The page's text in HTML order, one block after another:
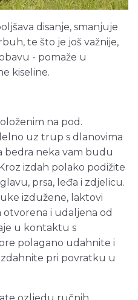
disanje, smanjuje
te što je još važnije,
- pomaže u
kiseline.
na pod.
uz trup s dlanovima
bedra neka vam budu
izdah polako podižite
prsa, leđa i zdjelicu.
izdužene, laktovi
otvorena i udaljena od
u kontaktu s
polagano udahnite i
pri povratku u